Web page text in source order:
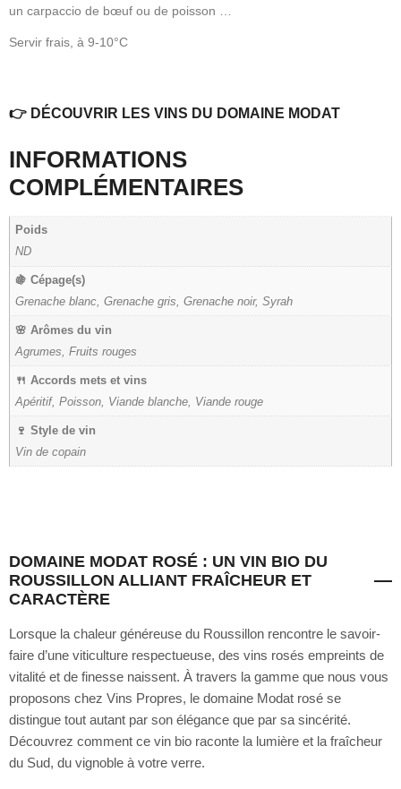
un carpaccio de bœuf ou de poisson …
Servir frais, à 9-10°C
👉 DÉCOUVRIR LES VINS DU DOMAINE MODAT
INFORMATIONS
COMPLÉMENTAIRES
Poids
ND
🍇 Cépage(s)
Grenache blanc, Grenache gris, Grenache noir, Syrah
🌸 Arômes du vin
Agrumes, Fruits rouges
🍴 Accords mets et vins
Apéritif, Poisson, Viande blanche, Viande rouge
🍷 Style de vin
Vin de copain
DOMAINE MODAT ROSÉ : UN VIN BIO DU
ROUSSILLON ALLIANT FRAÎCHEUR ET
CARACTÈRE
Lorsque la chaleur généreuse du Roussillon rencontre le savoir-
faire d’une viticulture respectueuse, des vins rosés empreints de
vitalité et de finesse naissent. À travers la gamme que nous vous
proposons chez Vins Propres, le domaine Modat rosé se
distingue tout autant par son élégance que par sa sincérité.
Découvrez comment ce vin bio raconte la lumière et la fraîcheur
du Sud, du vignoble à votre verre.